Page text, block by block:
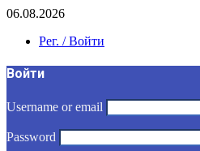
06.08.2026
Рег. / Войти
Войти
Username or email
Password